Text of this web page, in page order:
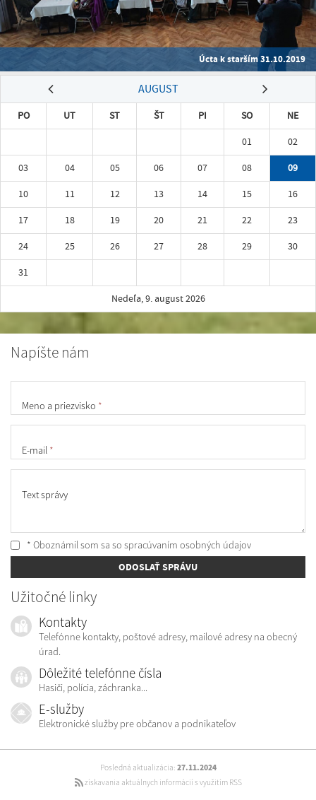
Úcta k starším 31.10.2019
AUGUST
PO UT ST ŠT PI SO
NE
01
02
03
04 05 06 07 08
09
10
11 12 13 14 15
16
17
18 19 20 21 22
23
24
25 26 27 28 29
30
31
Nedeľa, 9. august 2026
Napíšte nám
Meno a priezvisko *
E-mail *
Text správy
* Oboznámil som sa so spracúvaním osobných údajov
ODOSLAŤ SPRÁVU
Užitočné linky
Kontakty
Telefónne kontakty, poštové adresy, mailové adresy na obecný
úrad.
Dôležité telefónne čísla
Hasiči, polícia, záchranka...
E-služby
Elektronické služby pre občanov a podnikateľov
Posledná aktualizácia: 27.11.2024
získavania aktuálnych informácií s využitím RSS